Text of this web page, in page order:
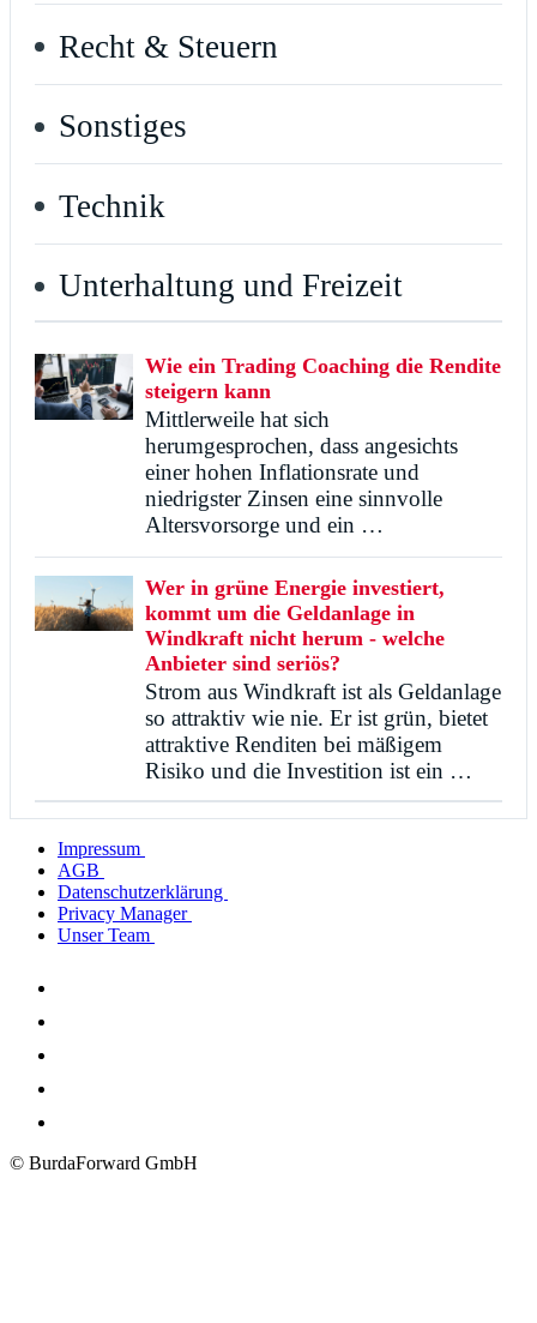
Recht & Steuern
Sonstiges
Technik
Unterhaltung und Freizeit
Wie ein Trading Coaching die Rendite
steigern kann
Mittlerweile hat sich
herumgesprochen, dass angesichts
einer hohen Inflationsrate und
niedrigster Zinsen eine sinnvolle
Altersvorsorge und ein …
Wer in grüne Energie investiert,
kommt um die Geldanlage in
Windkraft nicht herum - welche
Anbieter sind seriös?
Strom aus Windkraft ist als Geldanlage
so attraktiv wie nie. Er ist grün, bietet
attraktive Renditen bei mäßigem
Risiko und die Investition ist ein …
Impressum
AGB
Datenschutzerklärung
Privacy Manager
Unser Team
© BurdaForward GmbH